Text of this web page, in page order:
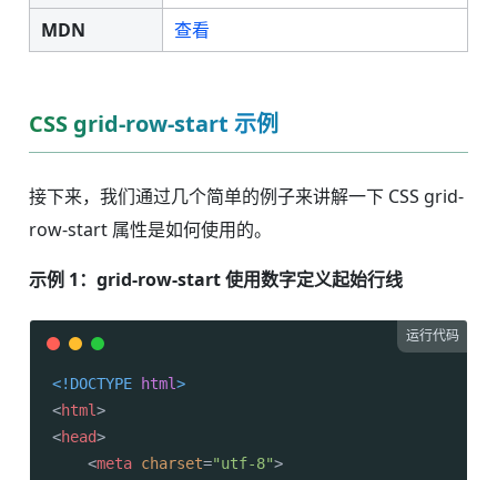
MDN
查看
CSS grid-row-start 示例
接下来，我们通过几个简单的例子来讲解一下 CSS grid-
row-start 属性是如何使用的。
示例 1：grid-row-start 使用数字定义起始行线
运行代码
<!DOCTYPE html>
<html>
<head>
<meta charset="utf-8">